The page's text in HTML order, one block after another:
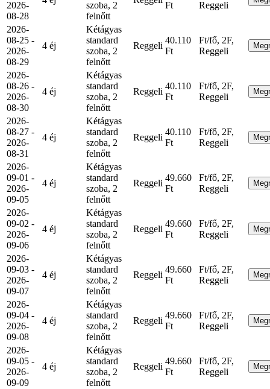
2026-
08-28
szoba, 2
felnőtt
Ft
Reggeli
2026-
08-25 -
2026-
08-29
4 éj
Kétágyas
standard
szoba, 2
felnőtt
Reggeli
40.110
Ft
Ft/fő, 2F,
Reggeli
2026-
08-26 -
2026-
08-30
4 éj
Kétágyas
standard
szoba, 2
felnőtt
Reggeli
40.110
Ft
Ft/fő, 2F,
Reggeli
2026-
08-27 -
2026-
08-31
4 éj
Kétágyas
standard
szoba, 2
felnőtt
Reggeli
40.110
Ft
Ft/fő, 2F,
Reggeli
2026-
09-01 -
2026-
09-05
4 éj
Kétágyas
standard
szoba, 2
felnőtt
Reggeli
49.660
Ft
Ft/fő, 2F,
Reggeli
2026-
09-02 -
2026-
09-06
4 éj
Kétágyas
standard
szoba, 2
felnőtt
Reggeli
49.660
Ft
Ft/fő, 2F,
Reggeli
2026-
09-03 -
2026-
09-07
4 éj
Kétágyas
standard
szoba, 2
felnőtt
Reggeli
49.660
Ft
Ft/fő, 2F,
Reggeli
2026-
09-04 -
2026-
09-08
4 éj
Kétágyas
standard
szoba, 2
felnőtt
Reggeli
49.660
Ft
Ft/fő, 2F,
Reggeli
2026-
09-05 -
2026-
09-09
4 éj
Kétágyas
standard
szoba, 2
felnőtt
Reggeli
49.660
Ft
Ft/fő, 2F,
Reggeli